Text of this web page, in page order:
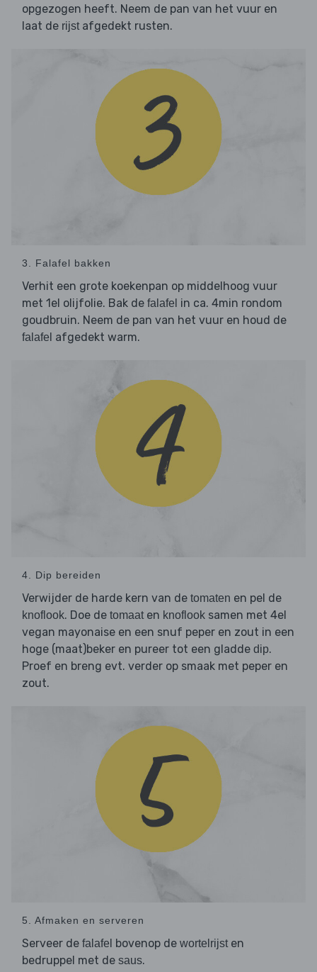
opgezogen heeft. Neem de pan van het vuur en
laat de rijstafgedekt rusten.
3. Falafel bakken
Verhit een grote koekenpan op middelhoog vuur
met 1el olijfolie. Bak de falafel in ca. 4min rondom
goudbruin. Neem de pan van het vuur en houd de
falafel afgedekt warm.
4. Dip bereiden
Verwijder de harde kern van de tomaten en pel de
knoflook. Doe de tomaat en knoflook samen met 4el
vegan mayonaise en een snuf peper en zout in een
hoge (maat)beker en pureer tot een gladde dip.
Proef en breng evt. verder op smaak met peper en
zout.
5. Afmaken en serveren
Serveer de falafel bovenop de wortelrijsten
bedruppel met de saus.